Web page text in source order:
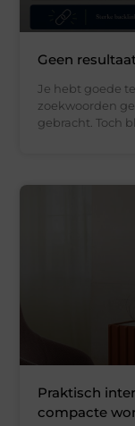
Geen
Je hebt goede
zoekwoorden
gebracht. Toch
Praktisch
compacte